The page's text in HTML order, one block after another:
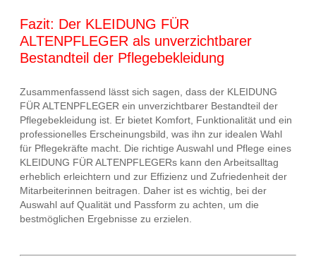
Fazit: Der KLEIDUNG FÜR
ALTENPFLEGER als unverzichtbarer
Bestandteil der Pflegebekleidung
Zusammenfassend lässt sich sagen, dass der KLEIDUNG
FÜR ALTENPFLEGER ein unverzichtbarer Bestandteil der
Pflegebekleidung ist. Er bietet Komfort, Funktionalität und ein
professionelles Erscheinungsbild, was ihn zur idealen Wahl
für Pflegekräfte macht. Die richtige Auswahl und Pflege eines
KLEIDUNG FÜR ALTENPFLEGERs kann den Arbeitsalltag
erheblich erleichtern und zur Effizienz und Zufriedenheit der
Mitarbeiterinnen beitragen. Daher ist es wichtig, bei der
Auswahl auf Qualität und Passform zu achten, um die
bestmöglichen Ergebnisse zu erzielen.